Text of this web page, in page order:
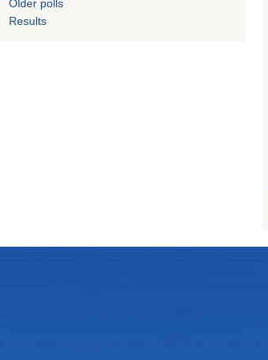
Older polls
Results